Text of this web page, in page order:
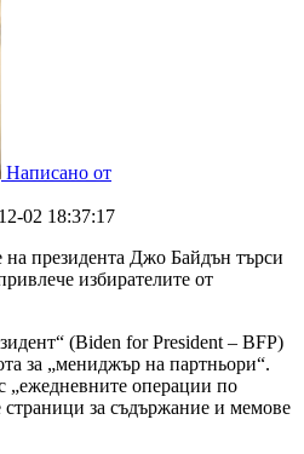
Написано от
02 18:37:17
на президента Джо Байдън търси
избирателите от
(Biden for President – BFP)
за „мениджър на партньори“.
„ежедневните операции по
за съдържание и мемове